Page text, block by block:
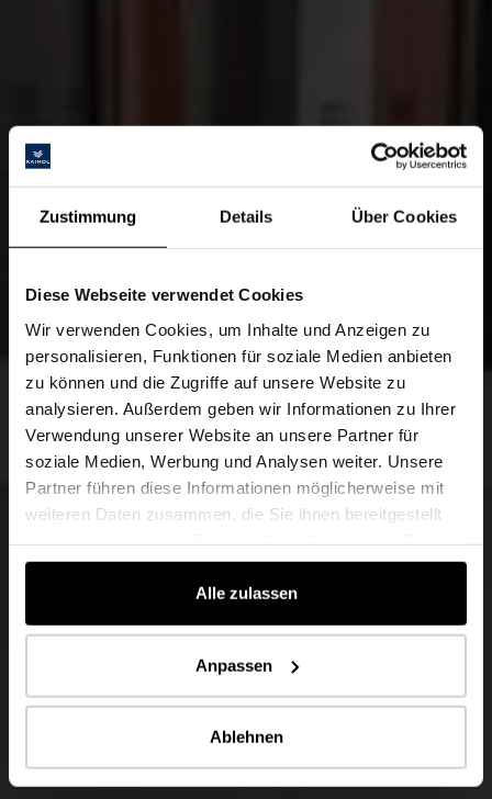
Zustimmung Details Über Cookies
Diese Webseite verwendet Cookies
Wir verwenden Cookies, um Inhalte und Anzeigen zu
personalisieren, Funktionen für soziale Medien anbieten
zu können und die Zugriffe auf unsere Website zu
analysieren. Außerdem geben wir Informationen zu Ihrer
Verwendung unserer Website an unsere Partner für
soziale Medien, Werbung und Analysen weiter. Unsere
Partner führen diese Informationen möglicherweise mit
weiteren Daten zusammen, die Sie ihnen bereitgestellt
gesammelt haben.
Alle zulassen
Anpassen
Ablehnen